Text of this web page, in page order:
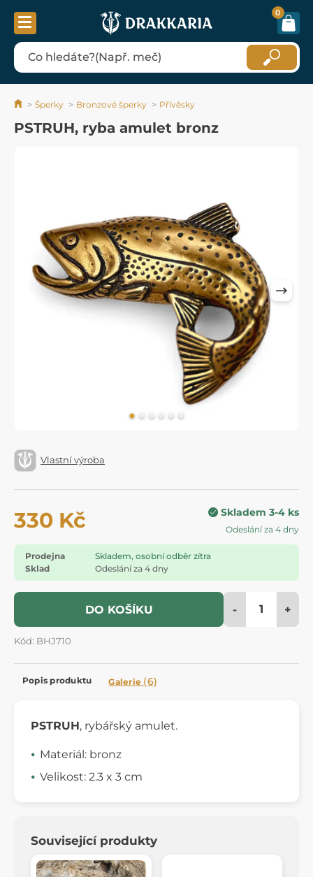
0
Šperky Bronzové šperky Přívěsky
PSTRUH, ryba amulet bronz
Vlastní výroba
330 Kč Skladem 3-4 ks
Odeslání za 4 dny
Prodejna
Skladem, osobní odběr zítra
Sklad
Odeslání za 4 dny
DO KOŠÍKU - +
Kód: BHJ710
Popis produktu Galerie (6)
PSTRUH, rybářský amulet.
Materiál: bronz
Velikost: 2.3 x 3 cm
Související produkty